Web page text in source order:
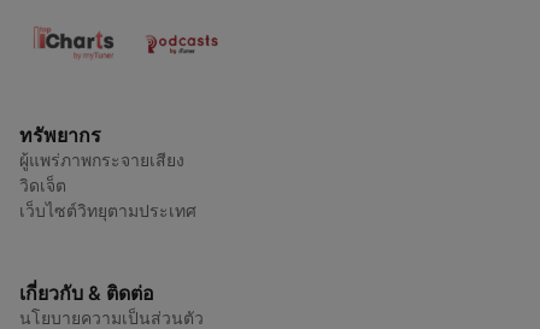
ทรัพยากร
ผู้แพร่ภาพกระจายเสียง
วิดเจ็ต
เว็บไซต์วิทยุตามประเทศ
เกี่ยวกับ & ติดต่อ
นโยบายความเป็นส่วนตัว